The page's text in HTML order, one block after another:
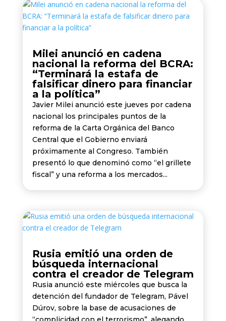
Milei anunció en cadena
nacional la reforma del BCRA:
“Terminará la estafa de
falsificar dinero para financiar
a la política”
Javier Milei anunció este jueves por cadena
nacional los principales puntos de la
reforma de la Carta Orgánica del Banco
Central que el Gobierno enviará
próximamente al Congreso. También
presentó lo que denominó como “el grillete
fiscal” y una reforma a los mercados...
Rusia emitió una orden de
búsqueda internacional
contra el creador de Telegram
Rusia anunció este miércoles que busca la
detención del fundador de Telegram, Pável
Dúrov, sobre la base de acusaciones de